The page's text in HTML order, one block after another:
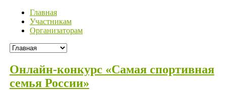
Главная
Участникам
Организаторам
Онлайн-конкурс «Самая спортивная
семья России»